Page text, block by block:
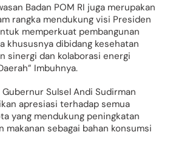
Badan POM RI juga merupakan
rangka mendukung visi Presiden
memperkuat pembangunan
khususnya dibidang kesehatan
sinergi dan kolaborasi energi
Imbuhnya.
Sulsel Andi Sudirman
apresiasi terhadap semua
yang mendukung peningkatan
makanan sebagai bahan konsumsi